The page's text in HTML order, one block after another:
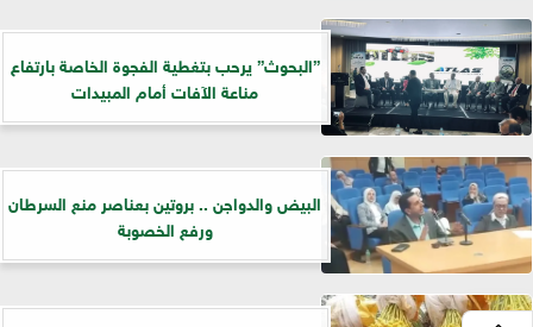
”البحوث” يرحب بتغطية الفجوة الخاصة بارتفاع
مناعة الآفات أمام المبيدات
البيض والدواجن .. بروتين بعناصر منع السرطان
ورفع الخصوبة